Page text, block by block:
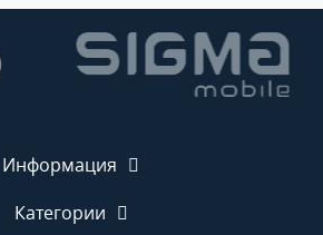
Информация
Категории